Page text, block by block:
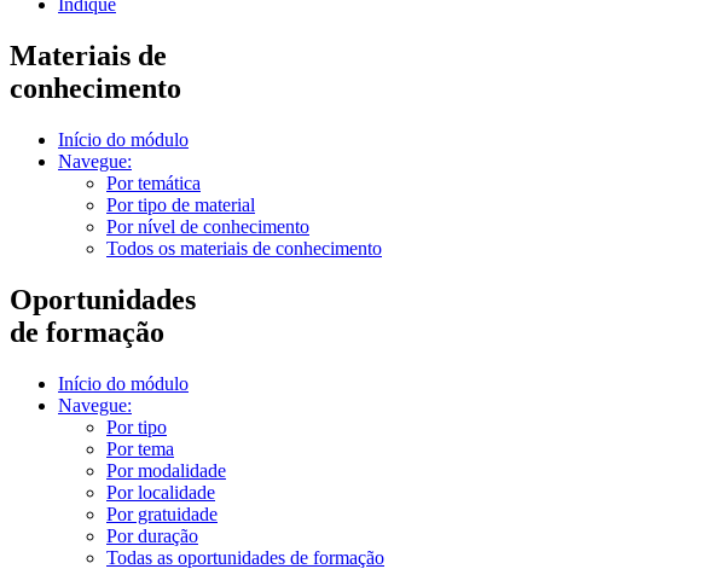
Indique
Materiais de
conhecimento
Início do módulo
Navegue:
Por temática
Por tipo de material
Por nível de conhecimento
Todos os materiais de conhecimento
Oportunidades
de formação
Início do módulo
Navegue:
Por tipo
Por tema
Por modalidade
Por localidade
Por gratuidade
Por duração
Todas as oportunidades de formação